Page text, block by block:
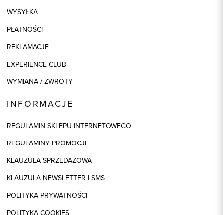
WYSYŁKA
PŁATNOŚCI
REKLAMACJE
EXPERIENCE CLUB
WYMIANA / ZWROTY
INFORMACJE
REGULAMIN SKLEPU INTERNETOWEGO
REGULAMINY PROMOCJI
KLAUZULA SPRZEDAŻOWA
KLAUZULA NEWSLETTER I SMS
POLITYKA PRYWATNOŚCI
POLITYKA COOKIES